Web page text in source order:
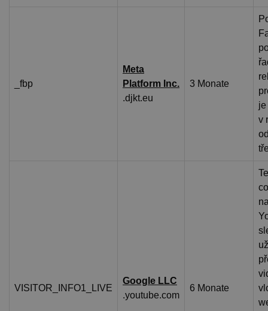
_fbp
Meta
Platform Inc.
.djkt.eu
3 Monate
v
VISITOR_INFO1_LIVE
Google LLC
.youtube.com
6 Monate